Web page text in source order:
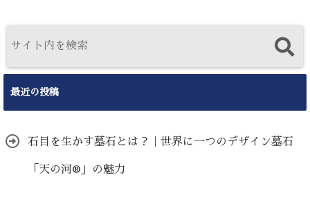
最近の投稿
石目を生かす墓石とは？｜世界に一つのデザイン墓石
「天の河®」の魅力